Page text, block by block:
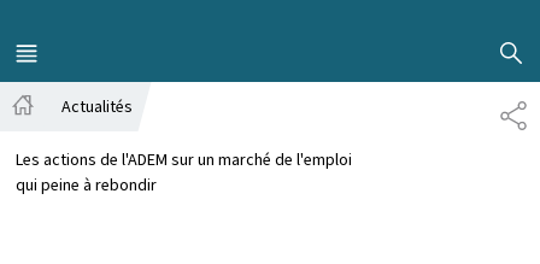
MENU
PRINCIPAL
Actualités
Les actions de l'ADEM sur un marché de l'emploi
qui peine à rebondir